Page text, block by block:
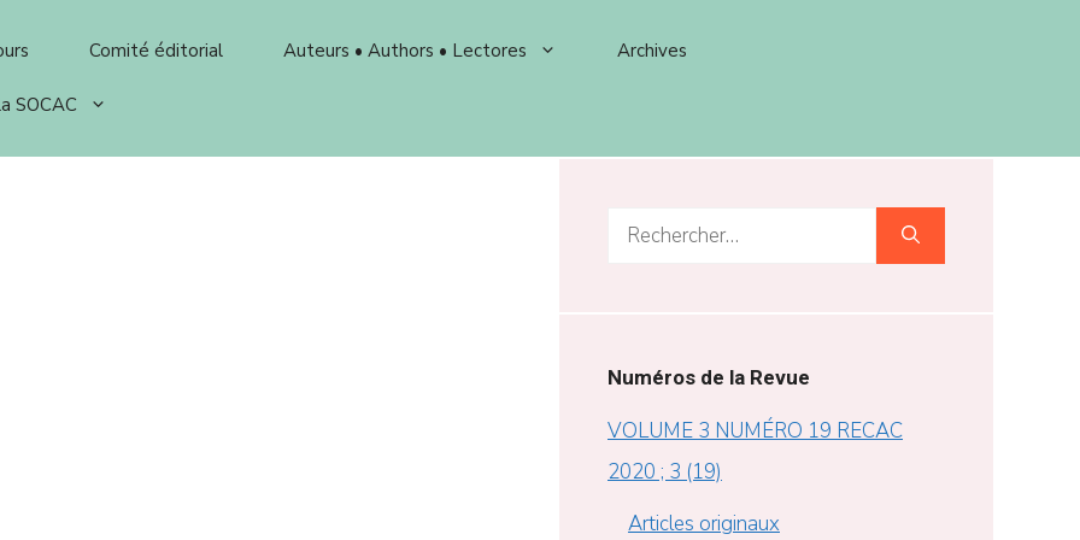
Comité éditorial Auteurs • Authors • Lectores Archives
SOCAC
Rechercher :
Numéros de la Revue
VOLUME 3 NUMÉRO 19 RECAC
2020 ; 3 (19)
Articles originaux